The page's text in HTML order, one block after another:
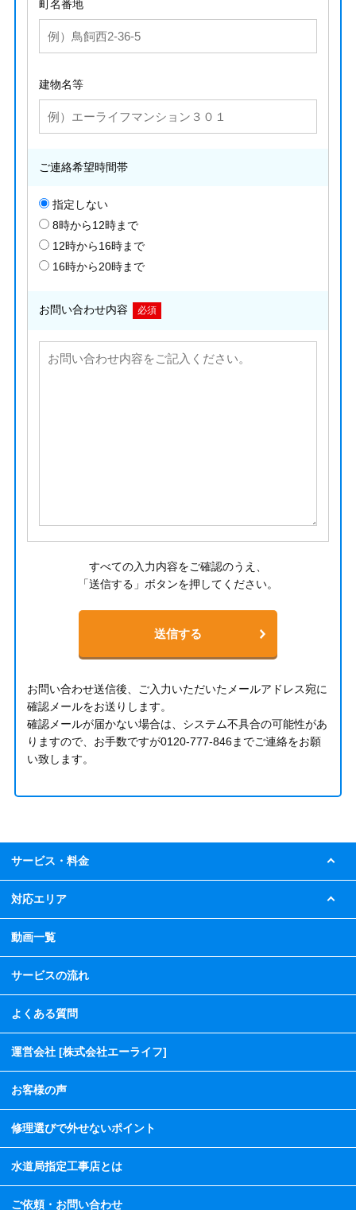
町名番地
建物名等
ご連絡希望時間帯
指定しない
8時から12時まで
12時から16時まで
16時から20時まで
お問い合わせ内容 必須
すべての入力内容をご確認のうえ、
「送信する」ボタンを押してください。
お問い合わせ送信後、ご入力いただいたメールアドレス宛に
確認メールをお送りします。
確認メールが届かない場合は、システム不具合の可能性があ
りますので、お手数ですが0120-777-846までご連絡をお願
い致します。
サービス・料金
対応エリア
動画一覧
サービスの流れ
よくある質問
運営会社 [株式会社エーライフ]
お客様の声
修理選びで外せないポイント
水道局指定工事店とは
ご依頼・お問い合わせ